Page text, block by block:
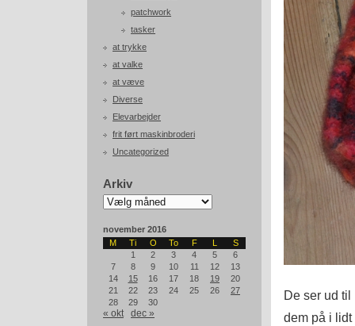
patchwork
tasker
at trykke
at valke
at væve
Diverse
Elevarbejder
frit ført maskinbroderi
Uncategorized
Arkiv
Arkiv
november 2016
M
Ti O To F L
S
1
2 3 4 5
6
7
8 9 10 11 12
13
14
15 16 17 18 19
20
21
22 23 24 25 26
27
28
29 30
« okt dec »
De ser ud
dem på i